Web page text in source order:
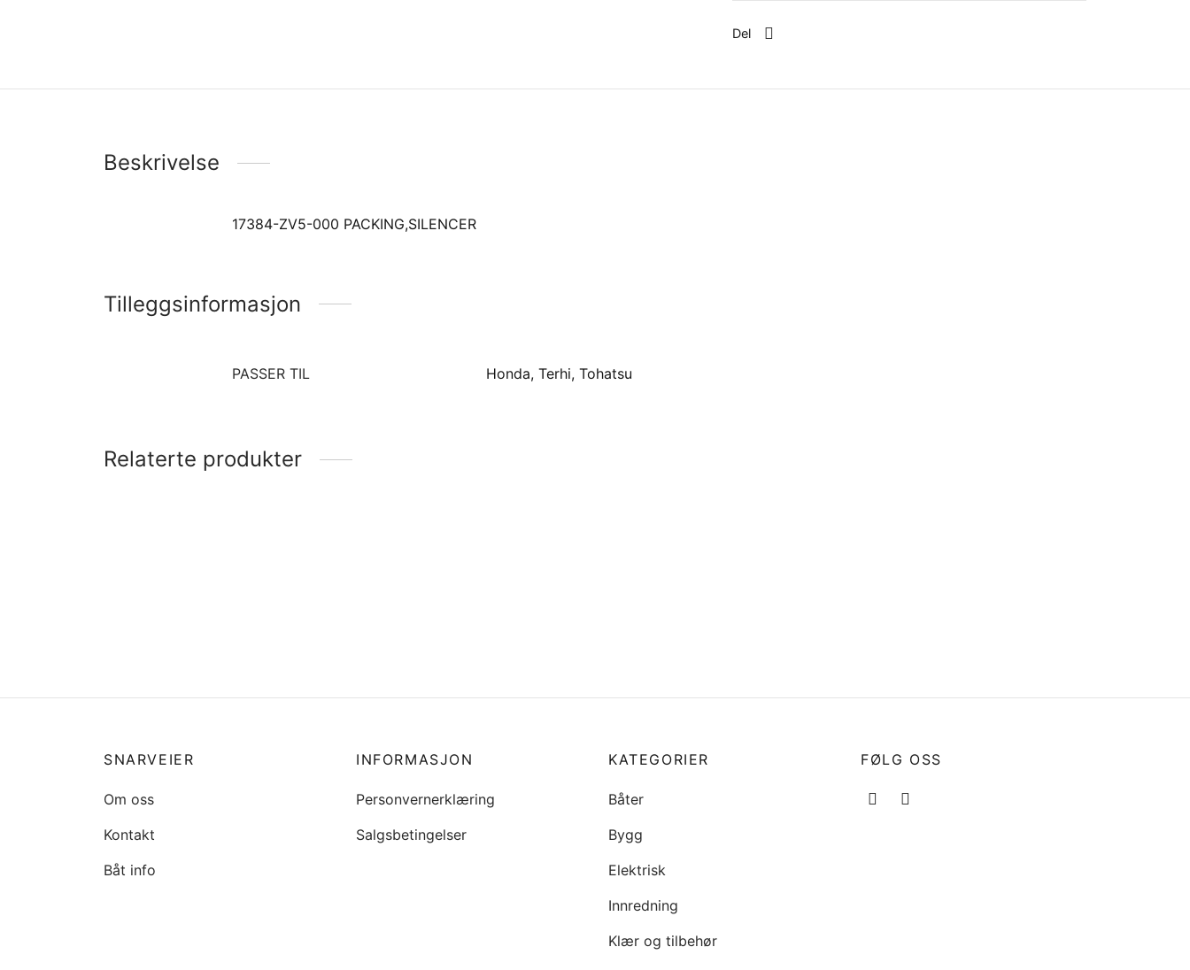
Del
Beskrivelse
17384-ZV5-000 PACKING,SILENCER
Tilleggsinformasjon
PASSER TIL Honda, Terhi, Tohatsu
Relaterte produkter
SNARVEIER
Om oss
Kontakt
Båt info
INFORMASJON
Personvernerklæring
Salgsbetingelser
KATEGORIER
Båter
Bygg
Elektrisk
Innredning
Klær og tilbehør
FØLG OSS